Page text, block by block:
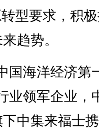
型要求，积
趋势。
海洋经济第
业领军企业，
中集来福士